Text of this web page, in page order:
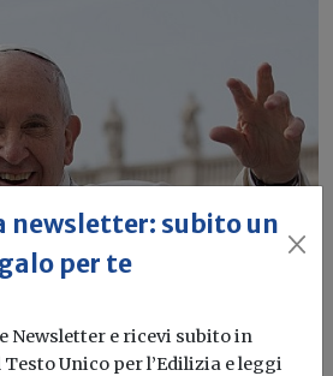
newsletter: subito un
per te
Newsletter e ricevi subito in
Unico per l’Edilizia e leggi